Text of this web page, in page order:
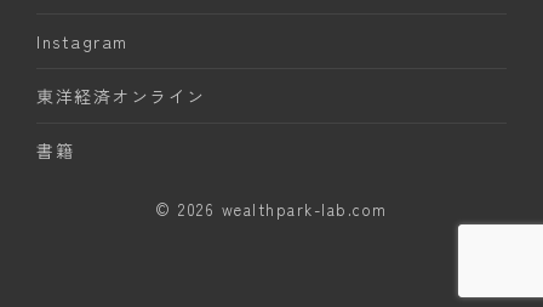
Instagram
東洋経済オンライン
書籍
© 2026 wealthpark-lab.com